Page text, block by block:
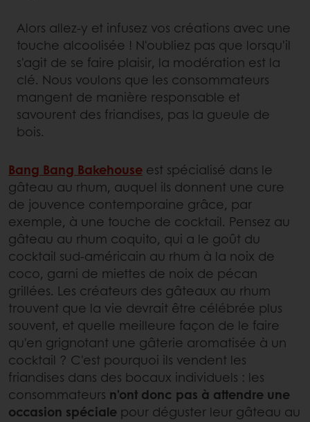
Alors allez-y et infusez vos créations avec une
touche alcoolisée ! N'oubliez pas que lorsqu'il
s'agit de se faire plaisir, la modération est la
clé. Nous voulons que les consommateurs
mangent de manière responsable et
savourent des friandises, pas la gueule de
bois.
Bang Bang Bakehouse est spécialisé dans le
gâteau au rhum, auquel ils donnent une cure
de jouvence contemporaine grâce, par
exemple, à une touche de cocktail. Pensez au
gâteau au rhum coquito, qui a le goût du
cocktail sud-américain au rhum à la noix de
coco, garni de miettes de noix de pécan
grillées. Les créateurs des gâteaux au rhum
trouvent que la vie devrait être célébrée plus
souvent, et quelle meilleure façon de le faire
qu'en grignotant une gâterie aromatisée à un
cocktail ? C'est pourquoi ils vendent les
friandises dans des bocaux individuels : les
consommateurs n'ont donc pas à attendre une
occasion spéciale pour déguster leur gâteau au